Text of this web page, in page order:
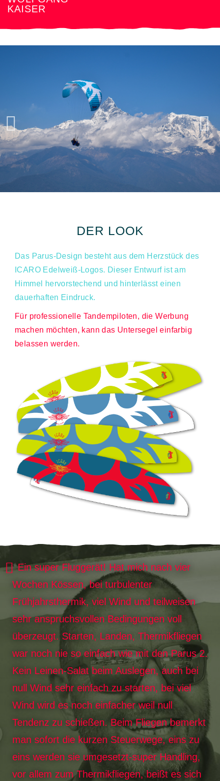
KAISER
DER LOOK
Das Parus-Design besteht aus dem Herzstück des
ICARO Edelweiß-Logos. Dieser Entwurf ist am
Himmel hervorstechend und hinterlässt einen
dauerhaften Eindruck.
Für professionelle Tandempiloten, die Werbung
machen möchten, kann das Untersegel einfarbig
belassen werden.
Ein super Fluggerät! Hat mich nach vier
Wochen Kössen, bei turbulenter
Frühjahrsthermik, viel Wind und teilweisen
sehr anspruchsvollen Bedingungen voll
überzeugt. Starten, Landen, Thermikfliegen
war noch nie so einfach wie mit den Parus 2.
Kein Leinen-Salat beim Auslegen, auch bei
null Wind sehr einfach zu starten, bei viel
Wind wird es noch einfacher weil null
Tendenz zu schießen. Beim Fliegen bemerkt
man sofort die kurzen Steuerwege, eins zu
eins werden sie umgesetzt-super Handling,
vor allem zum Thermikfliegen, beißt es sich